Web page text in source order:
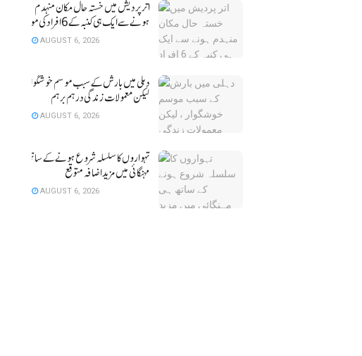
اتر پردیش میں خستہ حال مکان منہدم
ہونے سے ایک ہی کنبہ کے 6 افراد کی موت
AUGUST 6, 2026
لیکن معمولات زندگی درہم برہم
AUGUST 6, 2026
تہواروں کا سلسلہ شروع ہونے کے ساتھ ہی
مہنگائی میں مزید اضافہ متوقع
AUGUST 6, 2026